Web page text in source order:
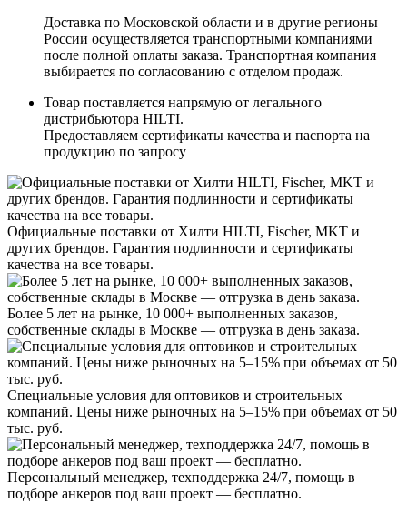
Доставка по Московской области и в другие регионы
России осуществляется транспортными компаниями
после полной оплаты заказа. Транспортная компания
выбирается по согласованию с отделом продаж.
Товар поставляется напрямую от легального
дистрибьютора HILTI.
Предоставляем сертификаты качества и паспорта на
продукцию по запросу
Официальные поставки от Хилти HILTI, Fischer, MKT и
других брендов. Гарантия подлинности и сертификаты
качества на все товары.
Более 5 лет на рынке, 10 000+ выполненных заказов,
собственные склады в Москве — отгрузка в день заказа.
Специальные условия для оптовиков и строительных
компаний. Цены ниже рыночных на 5–15% при объемах от 50
тыс. руб.
Персональный менеджер, техподдержка 24/7, помощь в
подборе анкеров под ваш проект — бесплатно.